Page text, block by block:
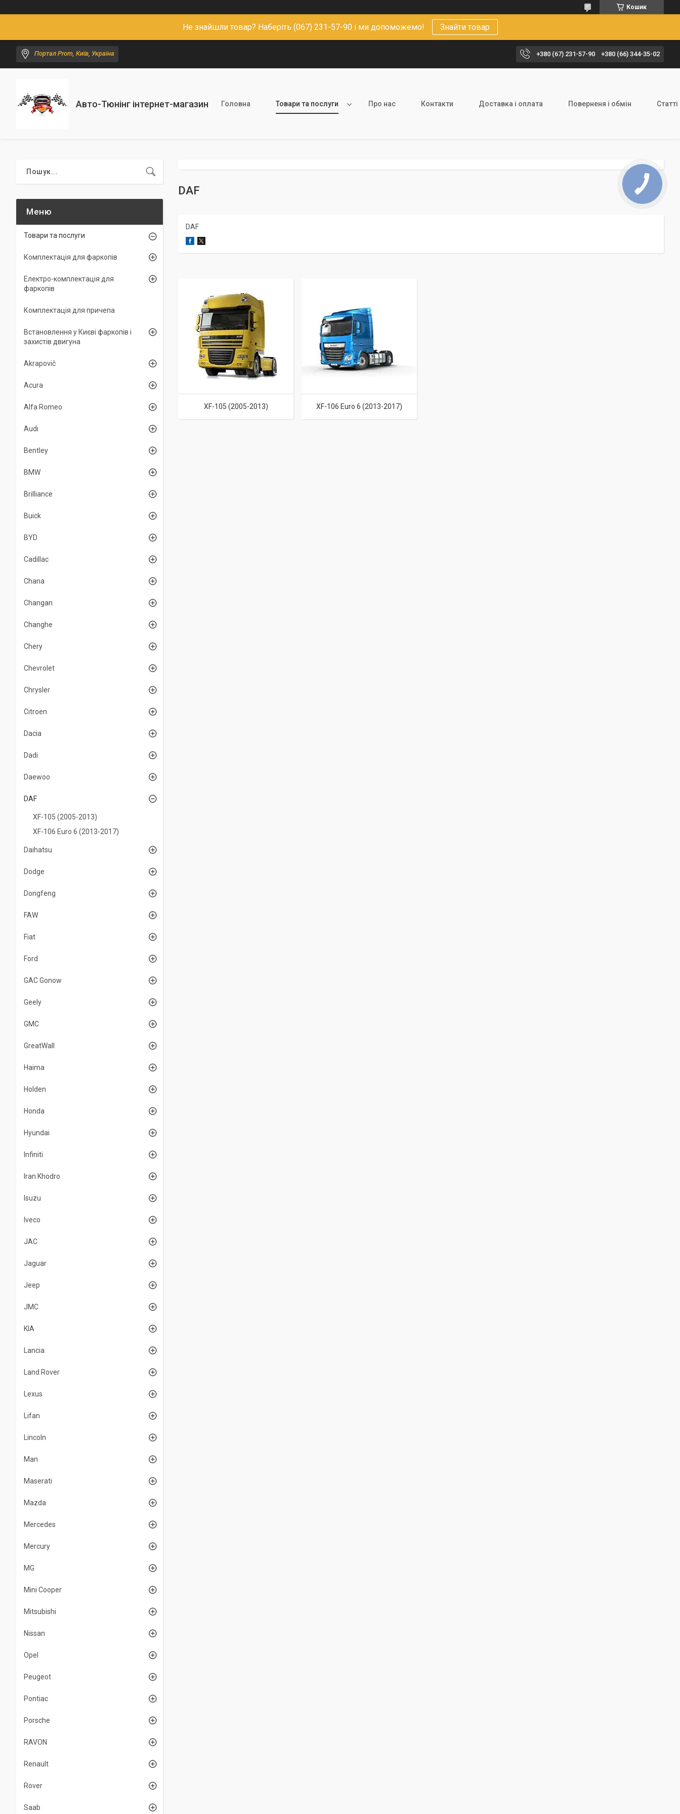
Кошик
Не знайшли товар? Наберіть (067) 231-57-90 і ми допоможемо! Знайти товар
Портал Prom, Київ, Україна +380 (67) 231-57-90 +380 (66) 344-35-02
Авто-Тюнінг інтернет-магазин Головна Товари та послуги Про нас Контакти Доставка і оплата Поверненя і обмін Статті
DAF
DAF
XF-105 (2005-2013) XF-106 Euro 6 (2013-2017)
Товари та послуги
Комплектація для фаркопів
Електро-комплектація для
фаркопів
Комплектація для причепа
Встановлення у Києві фаркопів і
захистів двигуна
Akrapovič
Acura
Alfa Romeo
Audi
Bentley
BMW
Brilliance
Buick
BYD
Cadillac
Chana
Changan
Changhe
Chery
Chevrolet
Chrysler
Citroen
Dacia
Dadi
Daewoo
DAF
XF-105 (2005-2013)
XF-106 Euro 6 (2013-2017)
Daihatsu
Dodge
Dongfeng
FAW
Fiat
Ford
GAC Gonow
Geely
GMC
GreatWall
Haima
Holden
Honda
Hyundai
Infiniti
Iran Khodro
Isuzu
Iveco
JAC
Jaguar
Jeep
JMC
KIA
Lancia
Land Rover
Lexus
Lifan
Lincoln
Man
Maserati
Mazda
Mercedes
Mercury
MG
Mini Cooper
Mitsubishi
Nissan
Opel
Peugeot
Pontiac
Porsche
RAVON
Renault
Rover
Saab